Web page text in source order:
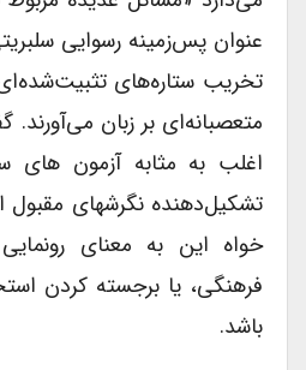
عنوان پس‌زمینه رسوایی
تخریب ستاره‌های
متعصبانه‌ای بر زبان می‌آورند.
اغلب به مثابه آزمون ‌های
تشکیل‌دهنده نگرشهای مقبول
خواه این به معنای
فرهنگی، یا برجسته کردن
باشد.